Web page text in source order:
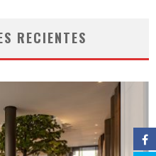
RECIENTES